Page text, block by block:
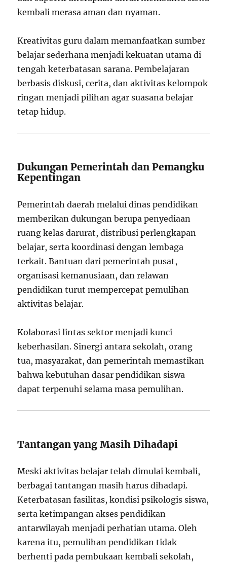
kembali merasa aman dan nyaman.
Kreativitas guru dalam memanfaatkan sumber
belajar sederhana menjadi kekuatan utama di
tengah keterbatasan sarana. Pembelajaran
berbasis diskusi, cerita, dan aktivitas kelompok
ringan menjadi pilihan agar suasana belajar
tetap hidup.
Dukungan Pemerintah dan Pemangku
Kepentingan
Pemerintah daerah melalui dinas pendidikan
memberikan dukungan berupa penyediaan
ruang kelas darurat, distribusi perlengkapan
belajar, serta koordinasi dengan lembaga
terkait. Bantuan dari pemerintah pusat,
organisasi kemanusiaan, dan relawan
pendidikan turut mempercepat pemulihan
aktivitas belajar.
Kolaborasi lintas sektor menjadi kunci
keberhasilan. Sinergi antara sekolah, orang
tua, masyarakat, dan pemerintah memastikan
bahwa kebutuhan dasar pendidikan siswa
dapat terpenuhi selama masa pemulihan.
Tantangan yang Masih Dihadapi
Meski aktivitas belajar telah dimulai kembali,
berbagai tantangan masih harus dihadapi.
Keterbatasan fasilitas, kondisi psikologis siswa,
serta ketimpangan akses pendidikan
antarwilayah menjadi perhatian utama. Oleh
karena itu, pemulihan pendidikan tidak
berhenti pada pembukaan kembali sekolah,